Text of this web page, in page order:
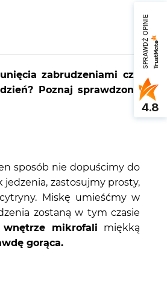
zabrudzeniami czy
Poznaj sprawdzone
sposób nie dopuścimy do
zastosujmy prosty,
Miskę umieśćmy w
zostaną w tym czasie
wnętrze mikrofali miękką
gorąca.
SPRAWDŹ OPINIE
4.8